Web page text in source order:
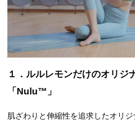
１．ルルレモンだけのオリジ
「Nulu™」
肌ざわりと伸縮性を追求したオリジ